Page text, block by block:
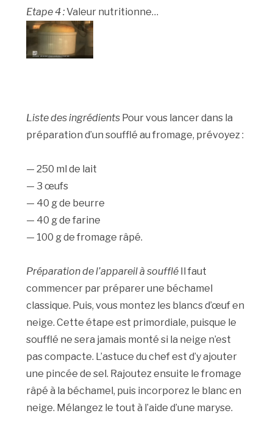
Etape 4 :Valeur nutritionne…
Liste des ingrédients Pour vous lancer dans la
préparation d’un soufflé au fromage, prévoyez :
— 250 ml de lait
— 3 œufs
— 40 g de beurre
— 40 g de farine
— 100 g de fromage râpé.
Préparation de l’appareil à soufflé Il faut
commencer par préparer une béchamel
classique. Puis, vous montez les blancs d’œuf en
neige. Cette étape est primordiale, puisque le
soufflé ne sera jamais monté si la neige n’est
pas compacte. L’astuce du chef est d’y ajouter
une pincée de sel. Rajoutez ensuite le fromage
râpé à la béchamel, puis incorporez le blanc en
neige. Mélangez le tout à l’aide d’une maryse.